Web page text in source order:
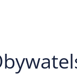
czarnym
tekst na żółtym